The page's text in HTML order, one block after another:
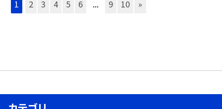
1 2 3 4 5 6 ... 9 10 »